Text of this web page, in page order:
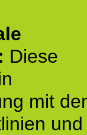
Diese
mit